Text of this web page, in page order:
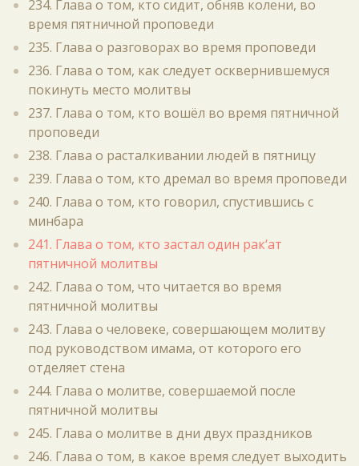
234. Глава о том, кто сидит, обняв колени, во
время пятничной проповеди
235. Глава о разговорах во время проповеди
236. Глава о том, как следует осквернившемуся
покинуть место молитвы
237. Глава о том, кто вошёл во время пятничной
проповеди
238. Глава о расталкивании людей в пятницу
239. Глава о том, кто дремал во время проповеди
240. Глава о том, кто говорил, спустившись с
минбара
241. Глава о том, кто застал один рак‘ат
пятничной молитвы
242. Глава о том, что читается во время
пятничной молитвы
243. Глава о человеке, совершающем молитву
под руководством имама, от которого его
отделяет стена
244. Глава о молитве, совершаемой после
пятничной молитвы
245. Глава о молитве в дни двух праздников
246. Глава о том, в какое время следует выходить